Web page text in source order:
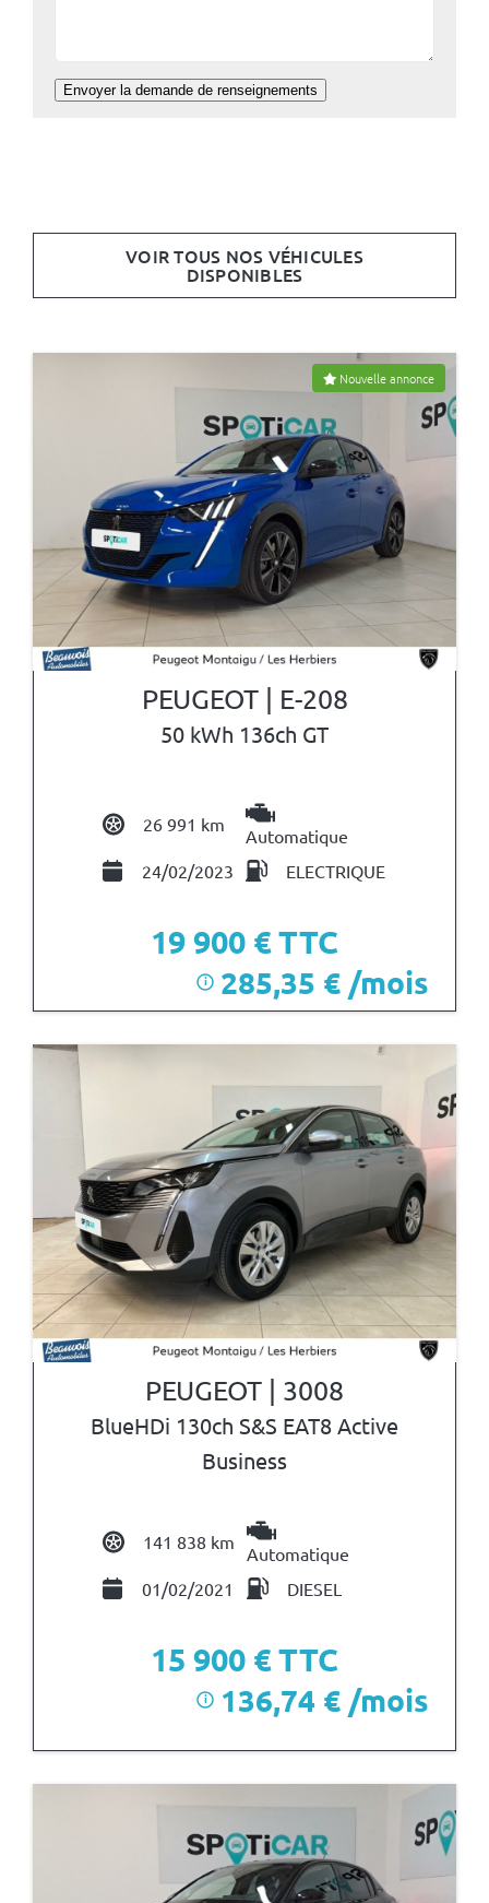
VOIR TOUS NOS VÉHICULES
DISPONIBLES
Nouvelle annonce
PEUGEOT | E-208
50 kWh 136ch GT
26 991 km
Automatique
24/02/2023
ELECTRIQUE
19 900 € TTC
i 285,35 € /mois
PEUGEOT | 3008
BlueHDi 130ch S&S EAT8 Active
Business
141 838 km
Automatique
01/02/2021
DIESEL
15 900 € TTC
i 136,74 € /mois
Envoyer la demande de renseignements